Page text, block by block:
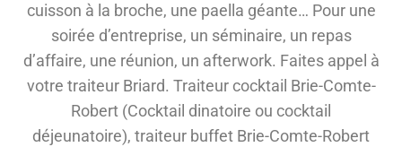
cuisson à la broche, une paella géante… Pour une
soirée d’entreprise, un séminaire, un repas
d’affaire, une réunion, un afterwork. Faites appel à
votre traiteur Briard. Traiteur cocktail Brie-Comte-
Robert (Cocktail dinatoire ou cocktail
déjeunatoire), traiteur buffet Brie-Comte-Robert